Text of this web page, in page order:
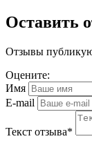
Оставить
Отзывы
Оцените:
Имя
E-mail
Текст отзыва*